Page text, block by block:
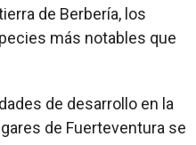
de Berbería, los
más notables que
de desarrollo en la
de Fuerteventura se